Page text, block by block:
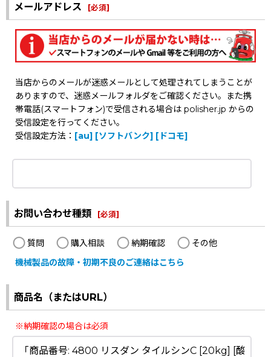
メールアドレス [必須]
当店からのメールが迷惑メールとして処理されてしまうことが
ありますので、迷惑メールフォルダをご確認ください。また携
帯電話(スマートフォン)で受信される場合は polisher.jp からの
受信設定を行ってください。
受信設定方法： [au] [ソフトバンク] [ドコモ]
お問い合わせ種類 [必須]
質問 購入相談 納期確認
その他
機械製品の故障・初期不良のご連絡はこちら
商品名（またはURL）
※納期確認の場合は必須